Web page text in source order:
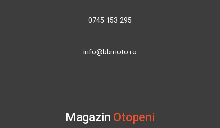
0745 153 295
info@bbmoto.ro
Magazin Otopeni